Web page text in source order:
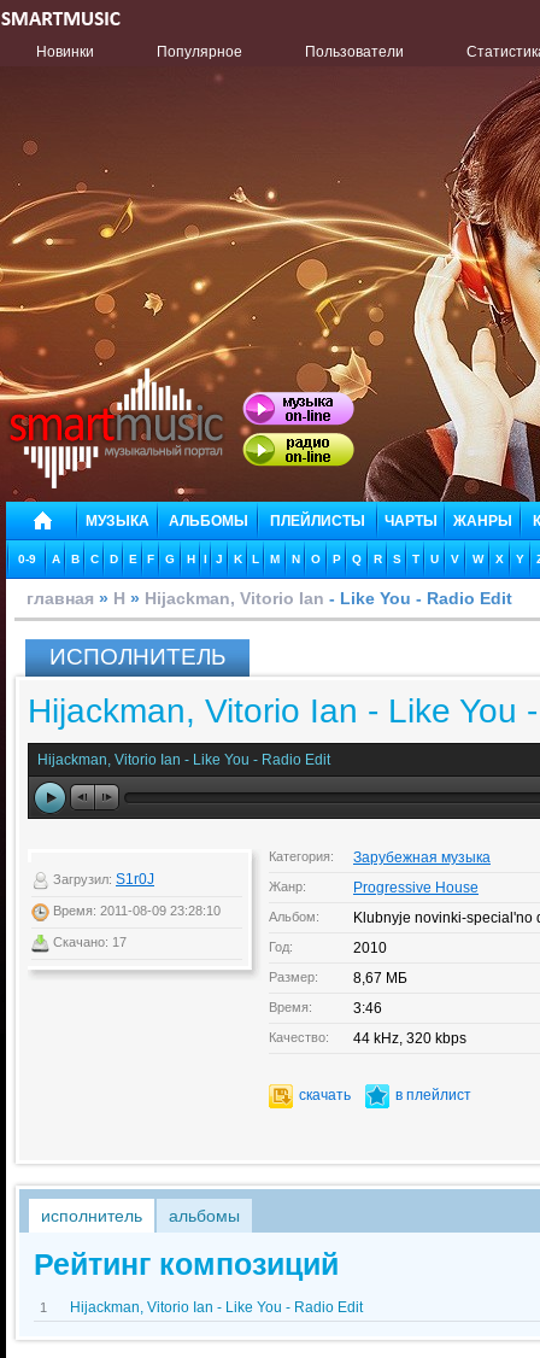
Новинки Популярное Пользователи
МУЗЫКА АЛЬБОМЫ ПЛЕЙЛИСТЫ ЧАРТЫ ЖАНРЫ
0-9 A B C D E F G H I J K L M N O P Q R S T U V W X Y
главная » H » Hijackman, Vitorio Ian - Like You - Radio Edit
ИСПОЛНИТЕЛЬ
Hijackman, Vitorio Ian - Like You
Hijackman, Vitorio Ian - Like You - Radio Edit
Загрузил: S1r0J
Время: 2011-08-09 23:28:10
Скачано: 17
Категория: Зарубежная музыка
Жанр: Progressive House
Альбом: Klubnyje novinki-special'no
Год: 2010
Размер: 8,67 МБ
Время: 3:46
Качество: 44 kHz, 320 kbps
скачать в плейлист
исполнитель альбомы
Рейтинг композиций
1 Hijackman, Vitorio Ian - Like You - Radio Edit